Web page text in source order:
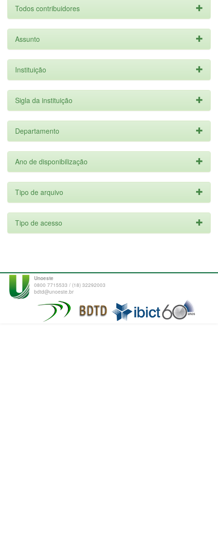
Todos contribuidores
Assunto
Instituição
Sigla da instituição
Departamento
Ano de disponibilização
Tipo de arquivo
Tipo de acesso
Unoeste
0800 7715533 / (18) 32292003
bdtd@unoeste.br